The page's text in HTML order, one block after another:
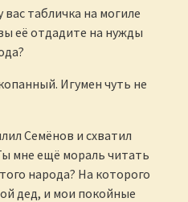
табличка на могиле
её отдадите на нужды
Игумен чуть не
Семёнов и схватил
мне ещё мораль читать
народа? На которого
дед, и мои покойные